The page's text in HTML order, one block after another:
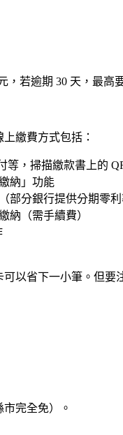
，若逾期 30 天，最
繳費方式包括：
等，掃描繳款書上的
納」功能
部分銀行提供分期零利
納（需手續費）
以省下一小筆。但要
完全免）。